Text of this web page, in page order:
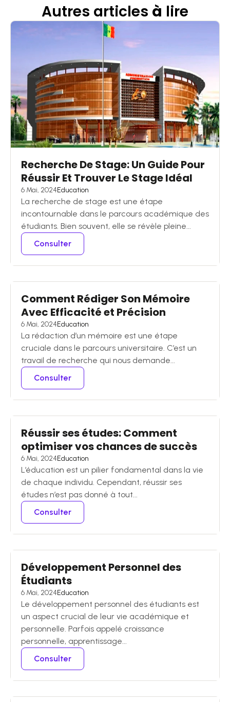
Autres articles à lire
Recherche De Stage: Un Guide Pour
Réussir Et Trouver Le Stage Idéal
6 Mai, 2024Education
La recherche de stage est une étape
incontournable dans le parcours académique des
étudiants. Bien souvent, elle se révèle pleine...
Consulter
Comment Rédiger Son Mémoire
Avec Efficacité et Précision
6 Mai, 2024Education
La rédaction d’un mémoire est une étape
cruciale dans le parcours universitaire. C’est un
travail de recherche qui nous demande...
Consulter
Réussir ses études: Comment
optimiser vos chances de succès
6 Mai, 2024Education
L’éducation est un pilier fondamental dans la vie
de chaque individu. Cependant, réussir ses
études n’est pas donné à tout...
Consulter
Développement Personnel des
Étudiants
6 Mai, 2024Education
Le développement personnel des étudiants est
un aspect crucial de leur vie académique et
personnelle. Parfois appelé croissance
personnelle, apprentissage...
Consulter